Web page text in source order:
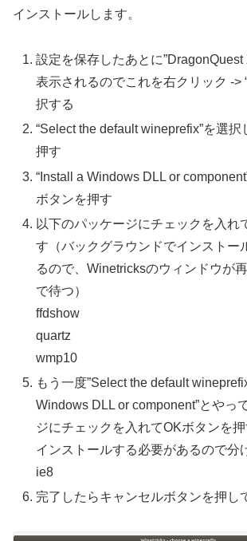
インストールします。
設定を保存したあとに”DragonQuest
表示されるのでこれを右クリック ->
択する
“Select the default wineprefix”を選
押す
“Install a Windows DLL or
ボタンを押す
以下のパッケージにチェックを入れ
す（バックグラウンドでインストー
るので、Winetricksのウィンドウが
で待つ）
ffdshow
quartz
wmp10
もう一度”Select the default
Windows DLL or component”とやっ
ジにチェックを入れてOKボタンを
インストールする必要があるので分
ie8
完了したらキャンセルボタンを押し